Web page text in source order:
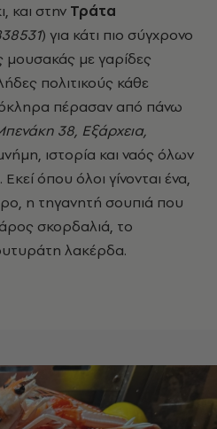
και στην Τράτα
) για κάτι πιο σύγχρονο
μουσακάς με γαρίδες
πολιτικούς κάθε
πέρασαν από πάνω
38, Εξάρχεια,
μνήμη, ιστορία και ναός όλων
όπου όλοι γίνονται ένα,
η τηγανητή σουπιά που
σκορδαλιά, το
λακέρδα.